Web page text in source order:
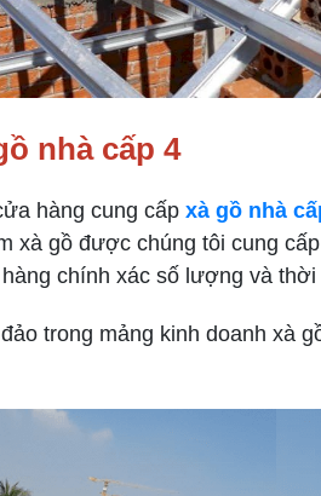
nhà cấp 4
hàng cung cấp xà gồ nhà
xà gồ được chúng tôi cung
chính xác số lượng và
trong mảng kinh doanh xà